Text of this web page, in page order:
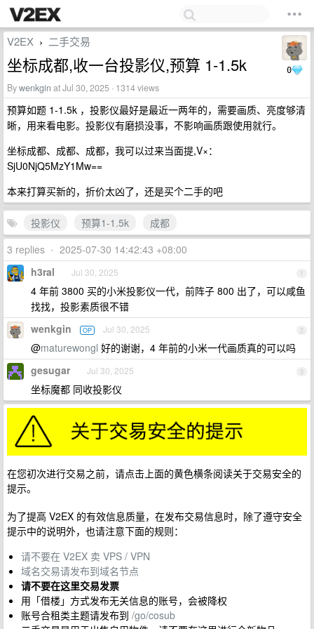
0
V2EX › 二手交易
坐标成都,收一台投影仪,预算 1-1.5k
Bywenkgin at Jul 30, 2025 · 1314 views
预算如题 1-1.5k ，投影仪最好是最近一两年的，需要画质、亮度够清
晰，用来看电影。投影仪有磨损没事，不影响画质跟使用就行。
坐标成都、成都、成都，我可以过来当面提,V×：
SjU0NjQ5MzY1Mw==
本来打算买新的，折价太凶了，还是买个二手的吧
投影仪 预算1-1.5k
成都
3 replies • 2025-07-30 14:42:43 +08:00
1
h3ral Jul 30, 2025
4 年前 3800 买的小米投影仪一代，前阵子 800 出了，可以咸鱼
找找，投影素质很不错
2
wenkgin OP Jul 30, 2025
@maturewongl 好的谢谢，4 年前的小米一代画质真的可以吗
3
gesugar Jul 30, 2025
坐标魔都 同收投影仪
在您初次进行交易之前，请点击上面的黄色横条阅读关于交易安全的
提示。
为了提高 V2EX 的有效信息质量，在发布交易信息时，除了遵守安全
提示中的说明外，也请注意下面的规则：
请不要在 V2EX 卖 VPS / VPN
域名交易请发布到域名节点
请不要在这里交易发票
用「借楼」方式发布无关信息的账号，会被降权
账号合租类主题请发布到 /go/cosub